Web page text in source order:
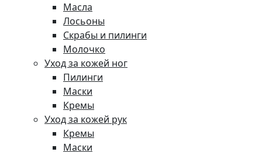
Масла
Лосьоны
Скрабы и пилинги
Молочко
Уход за кожей ног
Пилинги
Маски
Кремы
Уход за кожей рук
Кремы
Маски